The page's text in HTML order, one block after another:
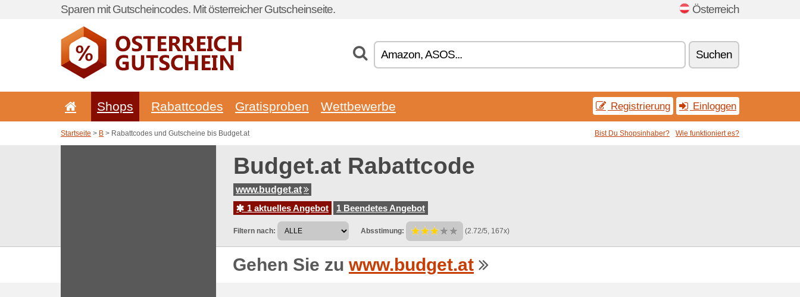
Sparen mit Gutscheincodes. Mit österreicher Gutscheinseite. Österreich
Suchen
Shops Rabattcodes Gratisproben Wettbewerbe Registrierung Einloggen
Startseite > B > Rabattcodes und Gutscheine bis Budget.at Bist Du Shopsinhaber? Wie funktioniert es?
Budget.at Rabattcode
www.budget.at
1 aktuelles Angebot
1 Beendetes Angebot
Filtern nach: Absstimung: (2.72/5, 167x)
Gehen Sie zu www.budget.at